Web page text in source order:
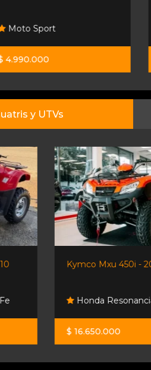
Moto Sport
4.990.000
y UTVs
Mxu 450i - 2025 0km
Honda Resonancias